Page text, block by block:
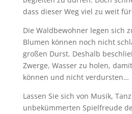
dass dieser Weg viel zu weit
Die Waldbewohner legen sich
Blumen können noch nicht
großen Durst. Deshalb
Zwerge, Wasser zu holen,
können und nicht verdursten…
Lassen Sie sich von Musik,
unbekümmerten Spielfreude